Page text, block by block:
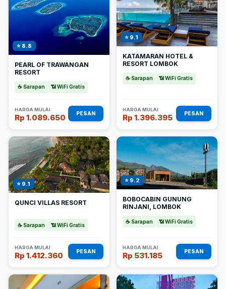
⭐ 8.8
PEARL OF TRAWANGAN
RESORT
☕ Sarapan 📶 WiFi Gratis
HARGA MULAI
Rp 1.089.650 PESAN
⭐ 9.1
KATAMARAN HOTEL &
RESORT LOMBOK
☕ Sarapan 📶 WiFi Gratis
HARGA MULAI
Rp 1.396.395 PESAN
⭐ 9.1
QUNCI VILLAS RESORT
☕ Sarapan 📶 WiFi Gratis
HARGA MULAI
Rp 1.412.360 PESAN
⭐ 9.2
BOBOCABIN GUNUNG
RINJANI, LOMBOK
☕ Sarapan 📶 WiFi Gratis
HARGA MULAI
Rp 531.185 PESAN